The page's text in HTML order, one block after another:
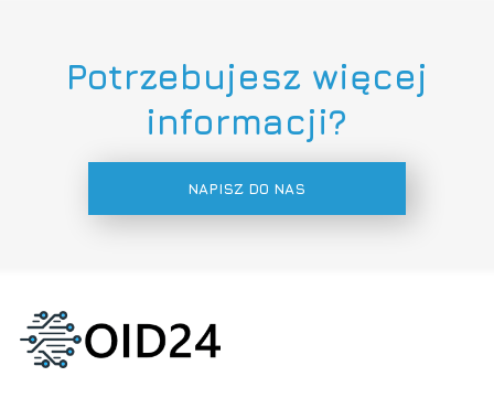
Potrzebujesz więcej
informacji?
NAPISZ DO NAS